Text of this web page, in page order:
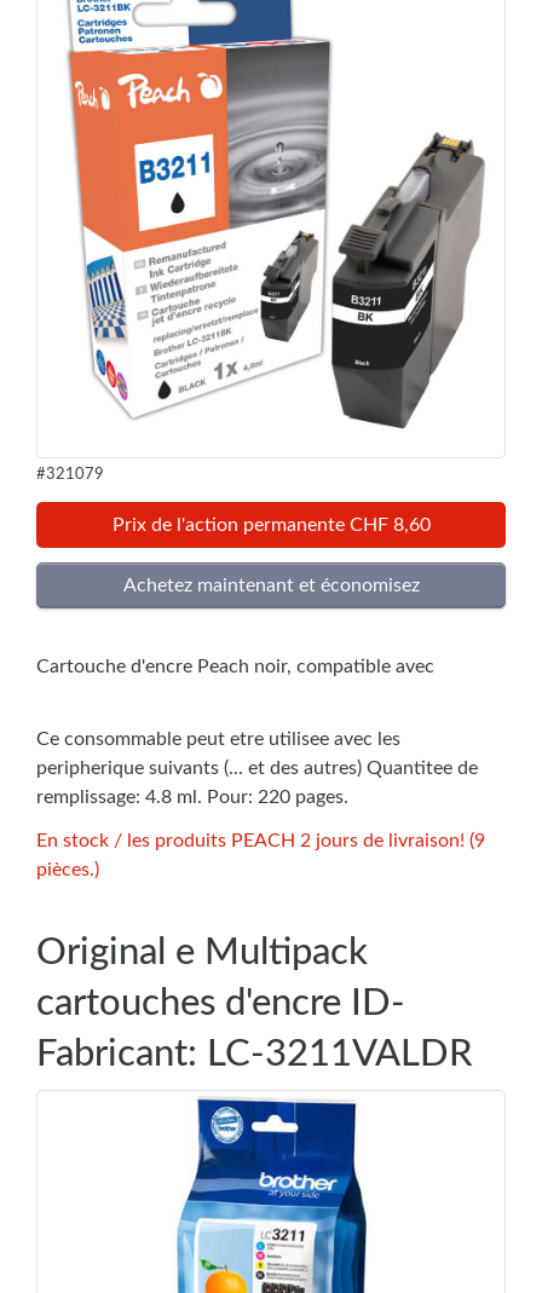
#321079
Prix de l'action permanente CHF 8,60
Cartouche d'encre Peach noir, compatible avec
Ce consommable peut etre utilisee avec les
peripherique suivants (... et des autres) Quantitee de
remplissage: 4.8 ml. Pour: 220 pages.
En stock / les produits PEACH 2 jours de livraison! (9
pièces.)
Original e Multipack
cartouches d'encre ID-
Fabricant: LC-3211VALDR